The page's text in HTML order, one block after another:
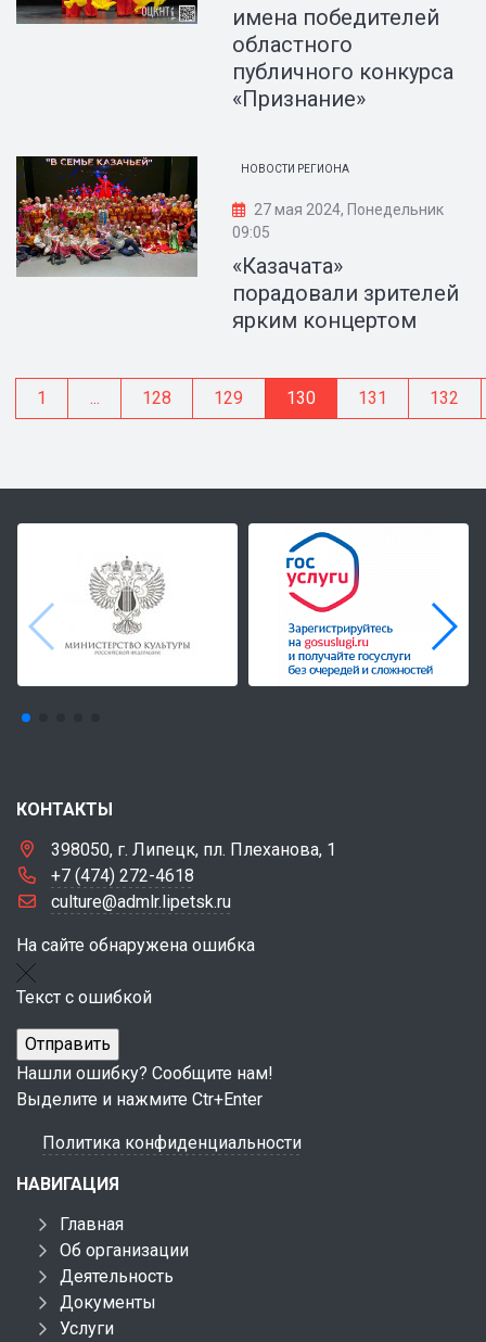
имена победителей
областного
публичного конкурса
«Признание»
НОВОСТИ РЕГИОНА
27 мая 2024, Понедельник
09:05
«Казачата»
порадовали зрителей
ярким концертом
1 ... 128 129 130 131 132
КОНТАКТЫ
398050, г. Липецк, пл. Плеханова, 1
+7 (474) 272-4618
culture@admlr.lipetsk.ru
На сайте обнаружена ошибка
Текст с ошибкой
Нашли ошибку? Сообщите нам!
Выделите и нажмите Ctr+Enter
Политика конфиденциальности
НАВИГАЦИЯ
Главная
Об организации
Деятельность
Документы
Услуги